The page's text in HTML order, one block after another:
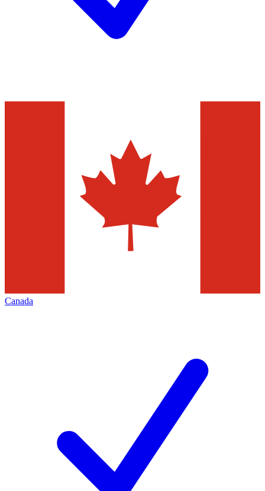
Canada